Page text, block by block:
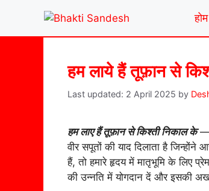
content
होम
हम लाये हैं तूफ़ान से
2 April 2025 by
हम लाए हैं तूफ़ान से किश्ती निकाल के—
वीर सपूतों की याद दिलाता है
हैं, तो हमारे हृदय में मातृभूमि के लिए
की उन्नति में योगदान दें और इसकी